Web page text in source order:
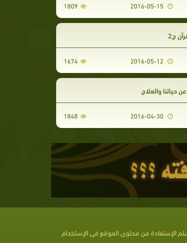
2016-05-15
1809
ج2
1674
حياتنا والعلاج
2016-04-30
1848
الإستفادة من محتوى الموقع فى الإستخدام